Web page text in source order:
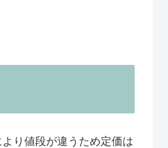
り値段が違うため定価は